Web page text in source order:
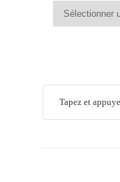
Catégories